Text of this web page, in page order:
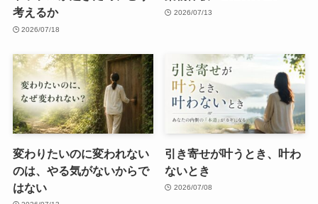
考えるか
2026/07/18
2026/07/13
変わりたいのに変われない
のは、やる気がないからで
はない
引き寄せが叶うとき、叶わ
ないとき
2026/07/08